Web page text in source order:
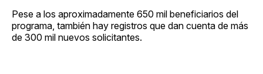
Pese a los aproximadamente 650 mil beneficiarios del
programa, también hay registros que dan cuenta de más
de 300 mil nuevos solicitantes.